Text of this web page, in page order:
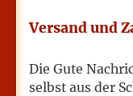
Versand und
Die Gute
selbst aus der